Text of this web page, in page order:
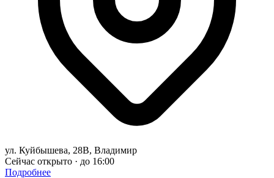
ул. Куйбышева, 28В, Владимир
Сейчас открыто · до 16:00
Подробнее